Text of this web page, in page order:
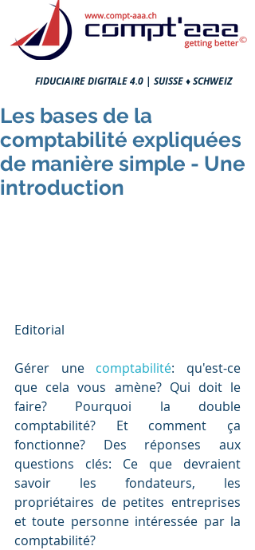
FIDUCIAIRE DIGITALE 4.0 | SUISSE ♦ SCHWEIZ
Les bases de la
comptabilité expliquées
de manière simple - Une
introduction
Editorial
Gérer une comptabilité: qu'est-ce
que cela vous amène? Qui doit le
faire? Pourquoi la double
comptabilité? Et comment ça
fonctionne? Des réponses aux
questions clés: Ce que devraient
savoir les fondateurs, les
propriétaires de petites entreprises
et toute personne intéressée par la
comptabilité?